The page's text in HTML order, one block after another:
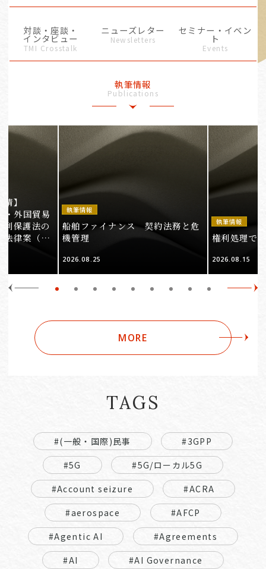
対談・座談・
インタビュー
TMI Crosstalk
ニューズレター
Newsletters
セミナー・イベン
ト
Events
執筆情報
Publications
】
外国貿易
利保護法の
法律案（そ
執筆情報
船舶ファイナンス 契約法務と危
機管理
2026.08.25
執筆情報
権利処理で
2026.08.15
MORE
TAGS
#(一般・国際)民事
#3GPP
#5G
#5G/ローカル5G
#Account seizure
#ACRA
#aerospace
#AFCP
#Agentic AI
#Agreements
#AI
#AI Governance